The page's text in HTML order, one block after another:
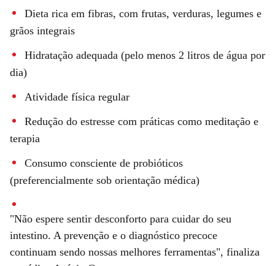
Dieta rica em fibras, com frutas, verduras, legumes e
grãos integrais
Hidratação adequada (pelo menos 2 litros de água por
dia)
Atividade física regular
Redução do estresse com práticas como meditação e
terapia
Consumo consciente de probióticos
(preferencialmente sob orientação médica)
"Não espere sentir desconforto para cuidar do seu
intestino. A prevenção e o diagnóstico precoce
continuam sendo nossas melhores ferramentas", finaliza